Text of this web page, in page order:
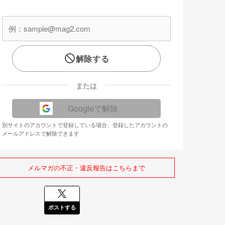
解除する
または
Googleで解除
別サイトのアカウントで登録している場合、登録したアカウントの
メールアドレスで解除できます
メルマガの不正・違反報告はこちらまで
ポストする